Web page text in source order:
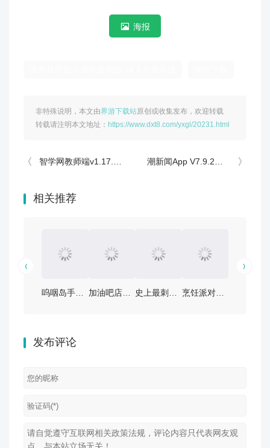
海报
非特殊说明，本文由界游下载站原创或收集发布，欢迎转载
转载请注明本文地址： https://www.dxt8.com/yxgl/20231.html
智学网教师端v1.17.2319安卓版深度测评：教学效率提升30%的秘诀？ 潮新闻App V7.9.2安卓版深度评测：免费软件下载+独家功能揭秘，资讯达人必备？
相关推荐
加油吧店长大人！安卓版本v2.6热门攻略：如何轻松取胜？ 烹饪派对游戏v4.1.8安卓版：让聚会更有趣！独家攻略与下载链接
发布评论